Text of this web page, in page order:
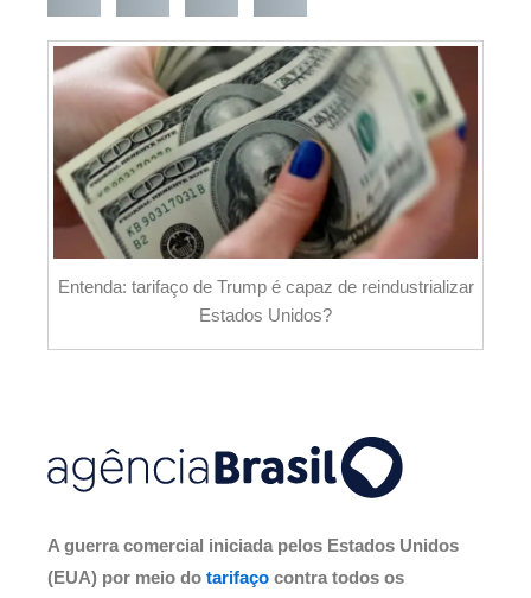
Entenda: tarifaço de Trump é capaz de reindustrializar
Estados Unidos?
A guerra comercial iniciada pelos Estados Unidos
(EUA) por meio do tarifaço contra todos os